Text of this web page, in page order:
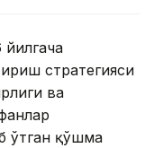
йилгача
стратегияси
ва
ўтган қўшма